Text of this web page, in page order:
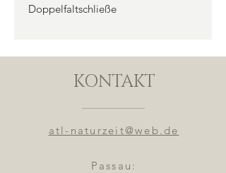
Doppelfaltschließe
KONTAKT
atl-naturzeit@web.de
Passau: